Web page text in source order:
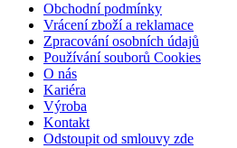
Obchodní podmínky
Vrácení zboží a reklamace
Zpracování osobních údajů
Používání souborů Cookies
O nás
Kariéra
Výroba
Kontakt
Odstoupit od smlouvy zde